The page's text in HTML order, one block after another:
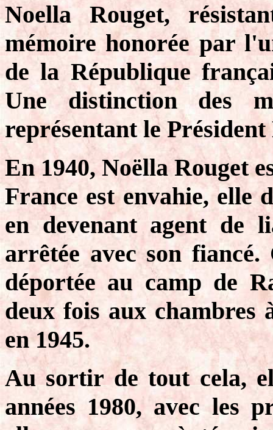
Noella Rouget,
mémoire honorée par
de la République
Une distinction des
représentant le
En 1940, Noëlla Rouget
France est envahie, elle
en devenant agent de
arrêtée avec son
déportée au camp de
deux fois aux
en 1945.
Au sortir de tout cela,
années 1980, avec les